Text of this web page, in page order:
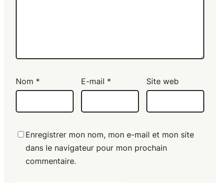
Nom * E-mail * Site web
Enregistrer mon nom, mon e-mail et mon site
dans le navigateur pour mon prochain
commentaire.